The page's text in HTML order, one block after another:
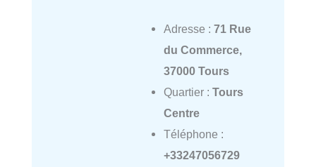
Adresse : 71 Rue
du Commerce,
37000 Tours
Quartier : Tours
Centre
Téléphone :
+33247056729